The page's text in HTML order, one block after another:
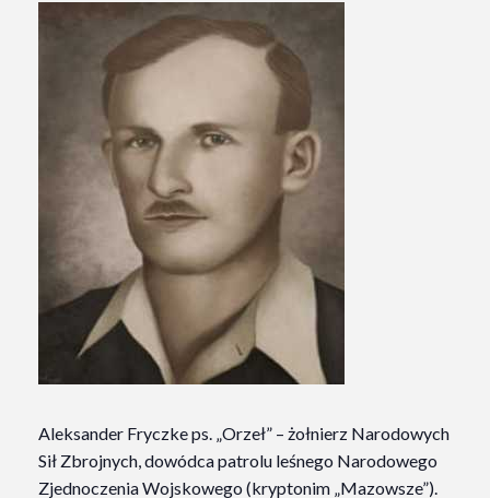
Aleksander Fryczke ps. „Orzeł” – żołnierz Narodowych
Sił Zbrojnych, dowódca patrolu leśnego Narodowego
Zjednoczenia Wojskowego (kryptonim „Mazowsze”).